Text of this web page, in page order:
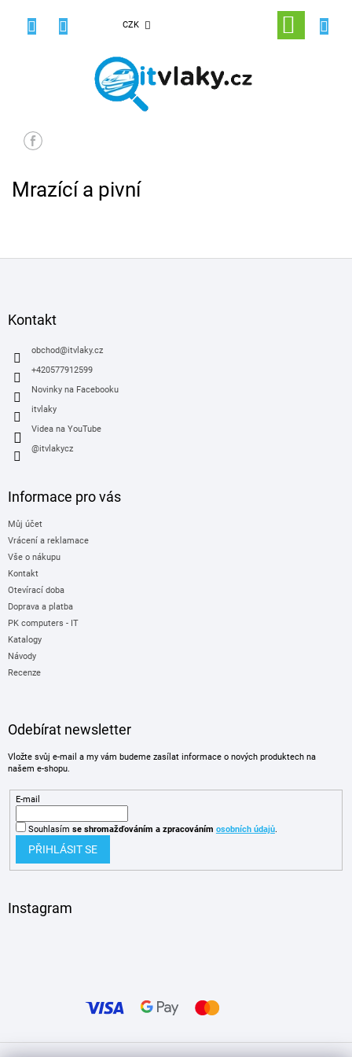
CZK
NÁKUPNÍ
KOŠÍK
Mrazící a pivní
Kontakt
obchod@itvlaky.cz
+420577912599
Novinky na Facebooku
itvlaky
Videa na YouTube
@itvlakycz
Informace pro vás
Můj účet
Vrácení a reklamace
Vše o nákupu
Kontakt
Otevírací doba
Doprava a platba
PK computers - IT
Katalogy
Návody
Recenze
Odebírat newsletter
Vložte svůj e-mail a my vám budeme zasílat informace o nových produktech na
našem e-shopu.
E-mail
Souhlasím se shromažďováním a zpracováním osobních údajů.
PŘIHLÁSIT SE
Instagram